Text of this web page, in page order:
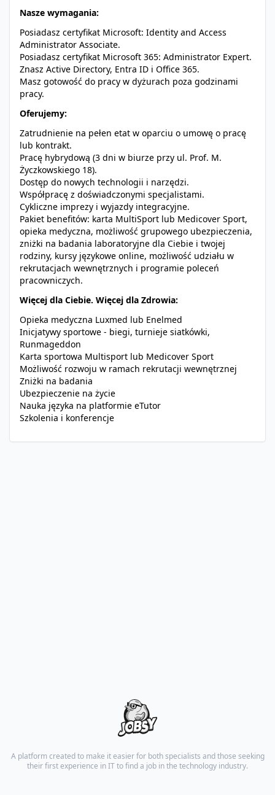
Nasze wymagania:
Posiadasz certyfikat Microsoft: Identity and Access
Administrator Associate.
Posiadasz certyfikat Microsoft 365: Administrator Expert.
Znasz Active Directory, Entra ID i Office 365.
Masz gotowość do pracy w dyżurach poza godzinami
pracy.
Oferujemy:
Zatrudnienie na pełen etat w oparciu o umowę o pracę
lub kontrakt.
Pracę hybrydową (3 dni w biurze przy ul. Prof. M.
Życzkowskiego 18).
Dostęp do nowych technologii i narzędzi.
Współpracę z doświadczonymi specjalistami.
Cykliczne imprezy i wyjazdy integracyjne.
Pakiet benefitów: karta MultiSport lub Medicover Sport,
opieka medyczna, możliwość grupowego ubezpieczenia,
zniżki na badania laboratoryjne dla Ciebie i twojej
rodziny, kursy językowe online, możliwość udziału w
rekrutacjach wewnętrznych i programie poleceń
pracowniczych.
Więcej dla Ciebie. Więcej dla Zdrowia:
Opieka medyczna Luxmed lub Enelmed
Inicjatywy sportowe - biegi, turnieje siatkówki,
Runmageddon
Karta sportowa Multisport lub Medicover Sport
Możliwość rozwoju w ramach rekrutacji wewnętrznej
Zniżki na badania
Ubezpieczenie na życie
Nauka języka na platformie eTutor
Szkolenia i konferencje
A platform created to make it easier for both specialists and those seeking
their first experience in IT to find a job in the technology industry.